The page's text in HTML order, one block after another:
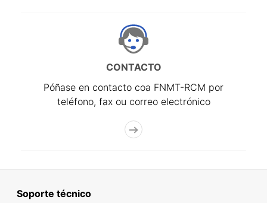
CONTACTO
Póñase en contacto coa FNMT-RCM por
teléfono, fax ou correo electrónico
Soporte técnico